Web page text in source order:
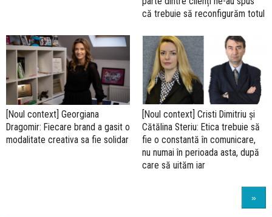
că trebuie să reconfigurăm totul
[Noul context] Georgiana
Dragomir: Fiecare brand a gasit o
modalitate creativa sa fie solidar
[Noul context] Cristi Dimitriu și
Cătălina Steriu: Etica trebuie să
fie o constantă în comunicare,
nu numai în perioada asta, după
care să uităm iar
»